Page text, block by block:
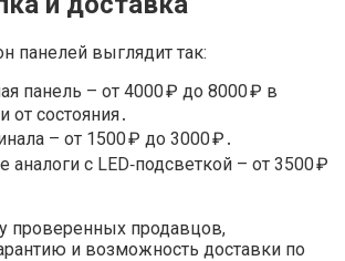
панелей выглядит так:
панель – от 4000 ₽ до 8000 ₽ в
от состояния․
– от 1500 ₽ до 3000 ₽․
с LED‑подсветкой – от 3500 ₽
проверенных продавцов,
и возможность доставки по